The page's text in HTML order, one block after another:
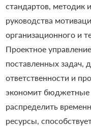
стандартов, методик
руководства
организационного и
Проектное
поставленных задач,
ответственности и
экономит бюджетные
распределить
ресурсы,